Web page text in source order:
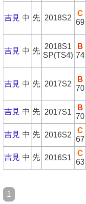
吉見 中 先 2018S2
C
69
吉見 中 先
2018S1
SP(TS4)
B
74
吉見 中 先 2017S2
B
70
吉見 中 先 2017S1
B
70
吉見 中 先 2016S2
C
67
吉見 中 先 2016S1
C
63
1